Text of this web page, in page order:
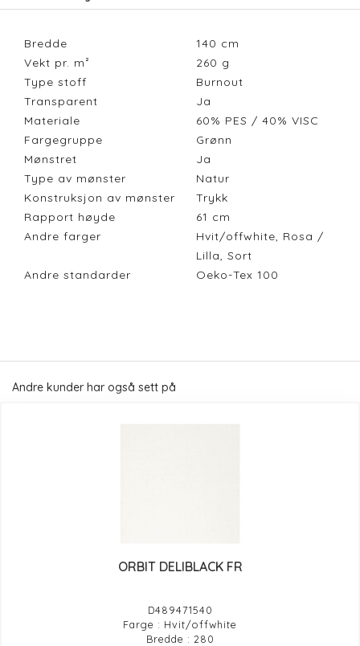
Bredde 140 cm
Vekt pr. m²
260 g
Type stoff
Burnout
Transparent
Ja
Materiale
60% PES / 40% VISC
Fargegruppe
Grønn
Mønstret
Ja
Type av mønster
Natur
Konstruksjon av mønster
Trykk
Rapport høyde
61 cm
Andre farger
Hvit/offwhite, Rosa /
Lilla, Sort
Andre standarder
Oeko-Tex 100
Andre kunder har også sett på
ORBIT DELIBLACK FR
D489471540
Farge : Hvit/offwhite
Bredde : 280